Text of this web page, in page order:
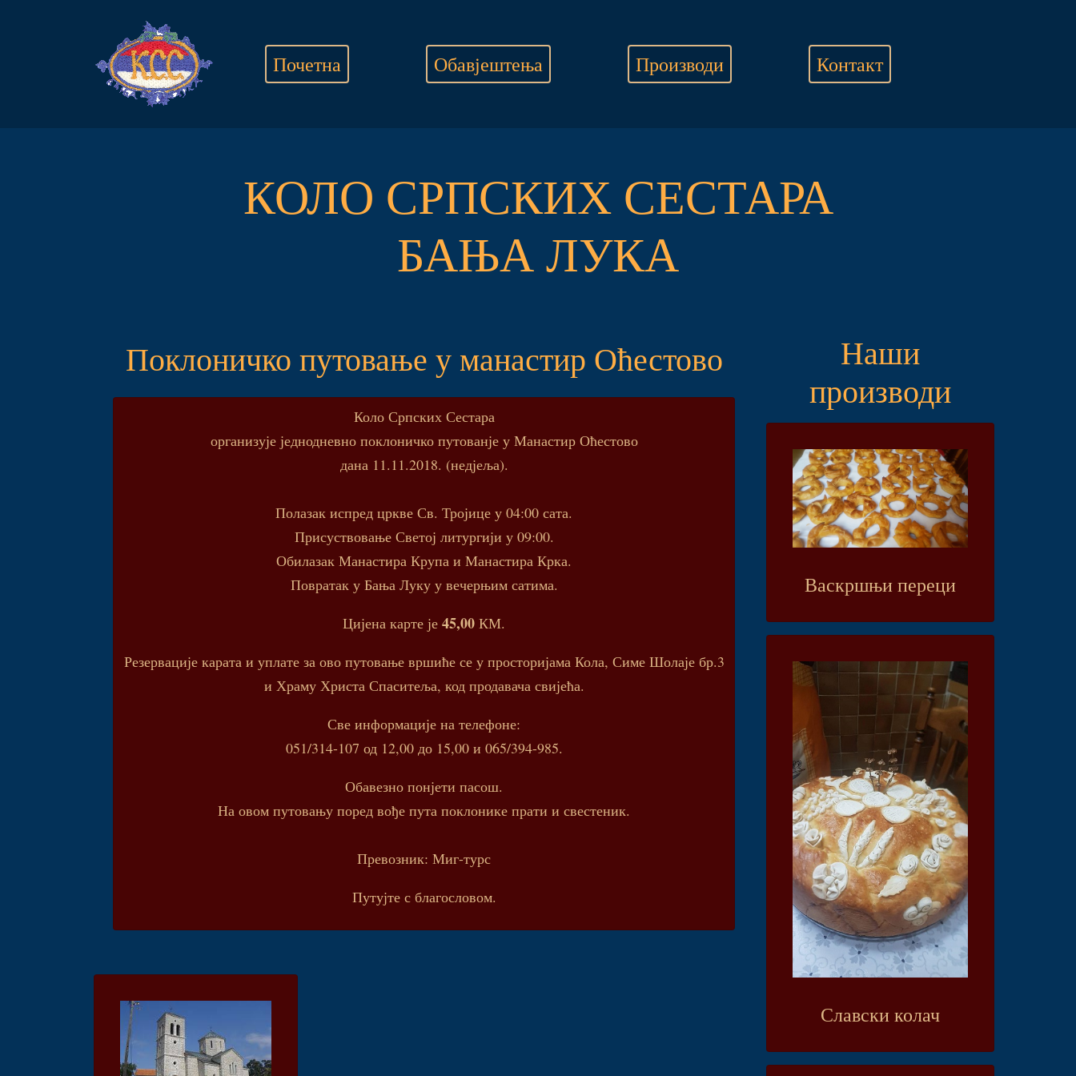
Почетна Обавјештења Производи Контакт
КОЛО СРПСКИХ СЕСТАРА
БАЊА ЛУКА
Поклоничко путовање у манастир Оћестово
Коло Српских Сестара
организује једнодневно поклоничко путованје у Манастир Оћестово
дана 11.11.2018. (недјеља).
Полазак испред цркве Св. Тројице у 04:00 сата.
Присуствовање Светој литургији у 09:00.
Обилазак Манастира Крупа и Манастира Крка.
Повратак у Бања Луку у вечерњим сатима.
Цијена карте је 45,00 КМ.
Резервације карата и уплате за ово путовање вршиће се у просторијама Кола, Симе Шолаје бр.3
и Храму Христа Спаситеља, код продавача свијећа.
Све информације на телефоне:
051/314-107 од 12,00 до 15,00 и 065/394-985.
Обавезно понјети пасош.
На овом путовању поред вође пута поклонике прати и свестеник.
Превозник: Миг-турс
Путујте с благословом.
Наши
производи
Васкршњи переци
Славски колач